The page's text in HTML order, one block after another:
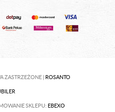
ZASTRZEŻONE | ROSANTO
SKLEPU: EBEXO